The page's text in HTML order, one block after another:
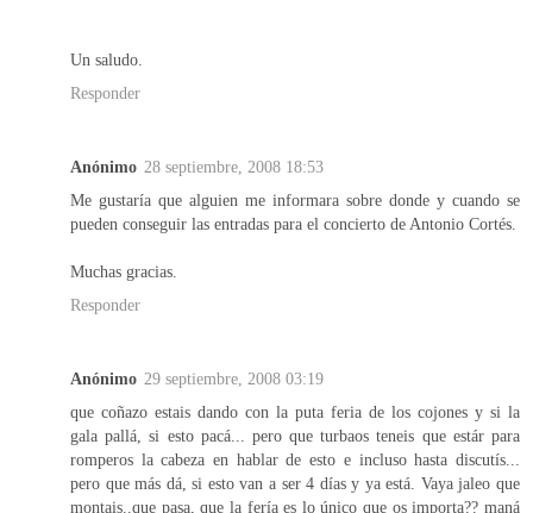
Un saludo.
Responder
Anónimo 28 septiembre, 2008 18:53
Me gustaría que alguien me informara sobre donde y cuando se
pueden conseguir las entradas para el concierto de Antonio Cortés.
Muchas gracias.
Responder
Anónimo 29 septiembre, 2008 03:19
que coñazo estais dando con la puta feria de los cojones y si la
gala pallá, si esto pacá... pero que turbaos teneis que estár para
romperos la cabeza en hablar de esto e incluso hasta discutís...
pero que más dá, si esto van a ser 4 días y ya está. Vaya jaleo que
montais..que pasa, que la fería es lo único que os importa?? maná